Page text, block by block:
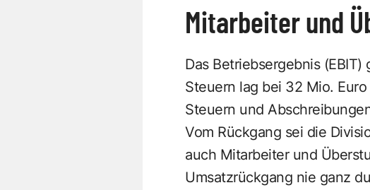
Mitarbeiter und
Das Betriebsergebnis
Steuern lag bei 32 Mio.
Steuern und
Vom Rückgang sei die
auch Mitarbeiter und
Umsatzrückgang nie ganz